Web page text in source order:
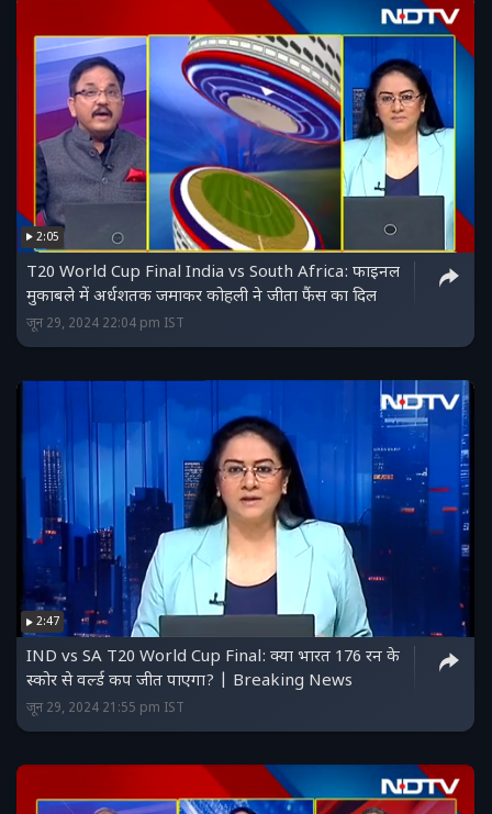
2:05
T20 World Cup Final India vs South Africa: फाइनल
मुकाबले में अर्धशतक जमाकर कोहली ने जीता फैंस का दिल
जून 29, 2024 22:04 pm IST
2:47
IND vs SA T20 World Cup Final: क्या भारत 176 रन के
स्कोर से वर्ल्ड कप जीत पाएगा? | Breaking News
जून 29, 2024 21:55 pm IST